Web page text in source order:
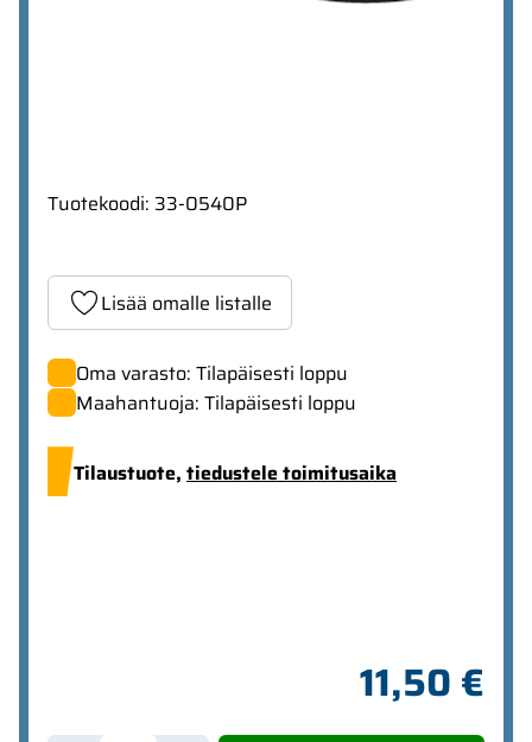
Tuotekoodi: 33-0540P
Lisää omalle listalle
Oma varasto: Tilapäisesti loppu
Maahantuoja: Tilapäisesti loppu
Tilaustuote, tiedustele toimitusaika
11,50 €